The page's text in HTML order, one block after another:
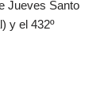
Jueves Santo
y el 432º